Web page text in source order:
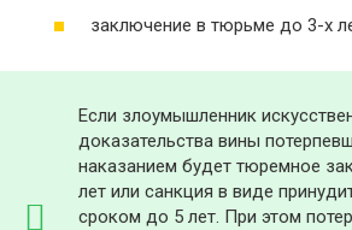
заключение в тюрьме до 3-х
Если злоумышленник
доказательства вины
наказанием будет тюремное
лет или санкция в виде
сроком до 5 лет. При этом